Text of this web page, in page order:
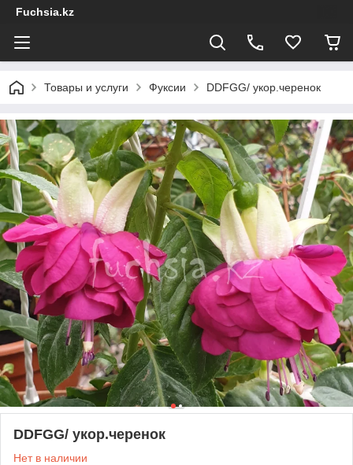
Fuchsia.kz
Товары и услуги Фуксии DDFGG/ укор.черенок
DDFGG/ укор.черенок
Нет в наличии